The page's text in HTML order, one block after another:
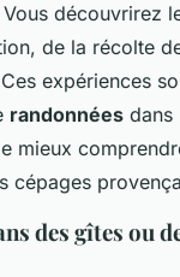
découvrirez
de la récolte
expériences
randonnées dans
mieux
cépages
des gîtes ou